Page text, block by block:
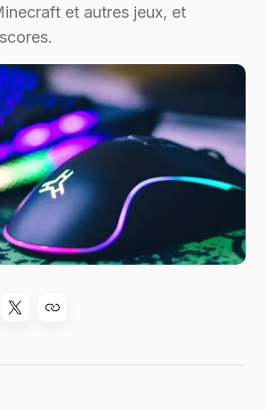
et autres jeux, et